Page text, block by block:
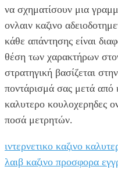
να σχηματίσουν μια
ονλαιν καζινο
κάθε απάντησης είναι
θέση των χαρακτήρων
στρατηγική βασίζεται
ποντάρισμά σας μετά από
καλυτερο κουλοχερηδες
ποσά μετρητών.
ιντερνετικο καζινο
λαιβ καζινο προσφορα